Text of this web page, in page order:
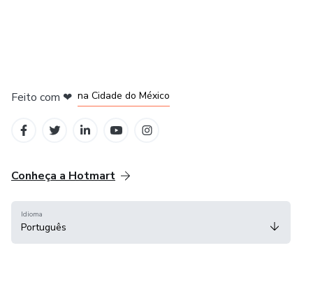
Feito com ❤ na Cidade do México
Conheça a Hotmart
Idioma
Português